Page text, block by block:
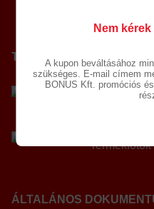
Termékfotók
ÁLTALÁNOS
Nem
A kupon beváltásához
szükséges. E-mail címem
BONUS Kft. promóciós